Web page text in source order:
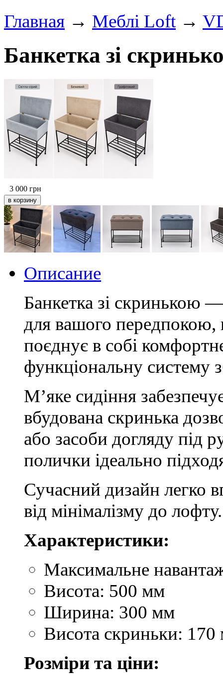
Главная → Меблі Loft →
Банкетка зі
3 000 грн
Описание
Банкетка зі скринькою
для вашого передпокою,
поєднує в собі
функціональну систему
М’яке сидіння
вбудована скринька
або засоби догляду під
полички ідеально
Сучасний дизайн легко
від мінімалізму до лофту.
Характеристики:
Максимальне
Висота: 500 мм
Ширина: 300 мм
Висота скриньки:
Розміри та ціни: